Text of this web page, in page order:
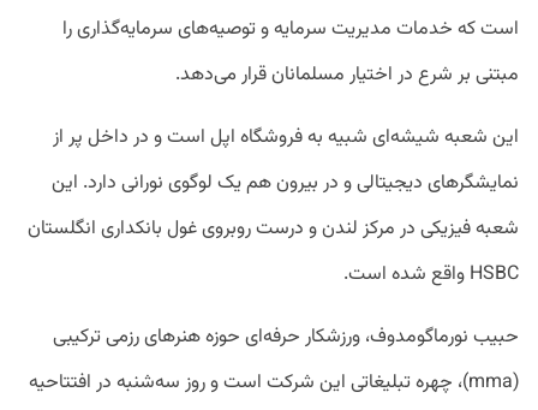
است که خدمات مدیریت سرمایه و توصیه‌‌های سرمایه‌گذاری را
مبتنی بر شرع در اختیار مسلمانان قرار می‌دهد.
این شعبه شیشه‌ای شبیه به فروشگاه اپل است و در داخل پر از
نمایشگرهای دیجیتالی و در بیرون هم یک لوگوی نورانی دارد. این
شعبه فیزیکی در مرکز لندن و درست روبروی غول بانکداری انگلستان
HSBC واقع شده است.
حبیب نورماگومدوف، ورزشکار حرفه‌ای حوزه هنرهای رزمی ترکیبی
(mma)، چهره تبلیغاتی این شرکت است و روز سه‌شنبه در افتتاحیه